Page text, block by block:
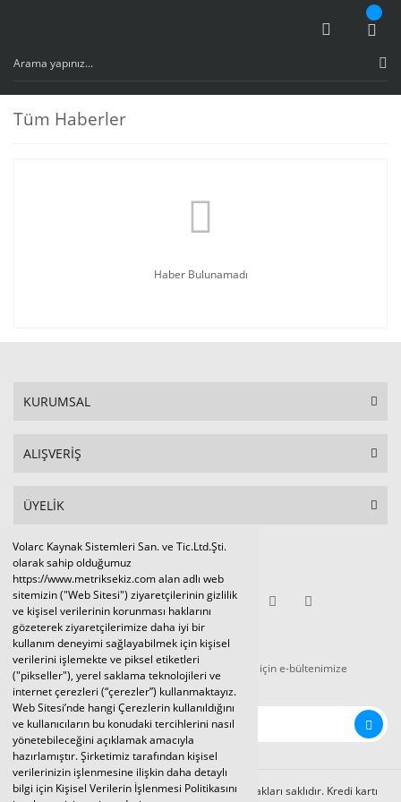
Volarc Kaynak Sistemleri San. ve Tic.Ltd.Şti.
olarak sahip olduğumuz
https://www.metriksekiz.com alan adlı web
sitemizin ("Web Sitesi") ziyaretçilerinin gizlilik
ve kişisel verilerinin korunması haklarını
gözeterek ziyaretçilerimize daha iyi bir
kullanım deneyimi sağlayabilmek için kişisel
verilerini işlemekte ve piksel etiketleri
("pikseller"), yerel saklama teknolojileri ve
internet çerezleri (“çerezler”) kullanmaktayız.
Web Sitesi’nde hangi Çerezlerin kullanıldığını
ve kullanıcıların bu konudaki tercihlerini nasıl
yönetebileceğini açıklamak amacıyla
hazırlamıştır. Şirketimiz tarafından kişisel
verilerinizin işlenmesine ilişkin daha detaylı
bilgi için Kişisel Verilerin İşlenmesi Politikasını
Tüm Haberler
Haber Bulunamadı
KURUMSAL
ALIŞVERİŞ
ÜYELİK
E-BÜLTEN
Tüm kampanya ve duyurulardan haberdar olmak için e-bültenimize
kaydolunuz.
Volarc Kaynak Sistemleri Ltd.Şti. 2024 © Tüm hakları saklıdır. Kredi kartı